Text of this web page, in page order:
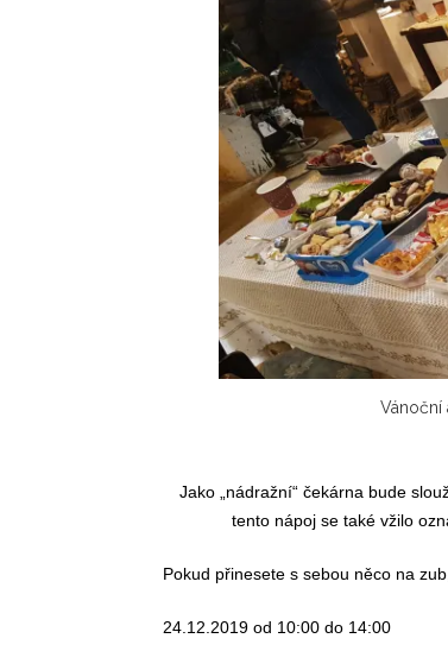
Vánoční
Jako „nádražní“ čekárna bude
tento nápoj se také vžilo
Pokud přinesete s sebou něco na
24.12.2019 od 10:00 do 14:00